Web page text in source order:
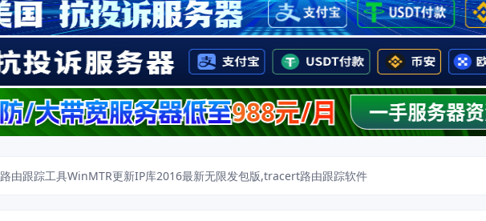
路由跟踪工具WinMTR更新IP库2016最新无限发包版,tracert路由跟踪软件